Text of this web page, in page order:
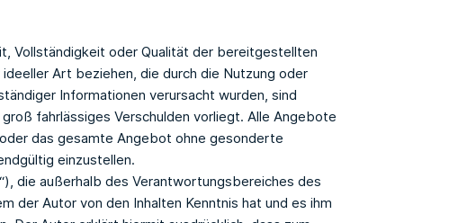
Vollständigkeit oder Qualität der bereitgestellten
Art beziehen, die durch die Nutzung oder
Informationen verursacht wurden, sind
fahrlässiges Verschulden vorliegt. Alle Angebote
das gesamte Angebot ohne gesonderte
einzustellen.
die außerhalb des Verantwortungsbereiches des
der Autor von den Inhalten Kenntnis hat und es ihm